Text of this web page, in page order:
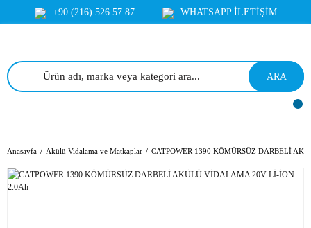
+90 (216) 526 57 87 WHATSAPP İLETİŞİM
ARA
Anasayfa Akülü Vidalama ve Matkaplar CATPOWER 1390 KÖMÜRSÜZ DARBELİ